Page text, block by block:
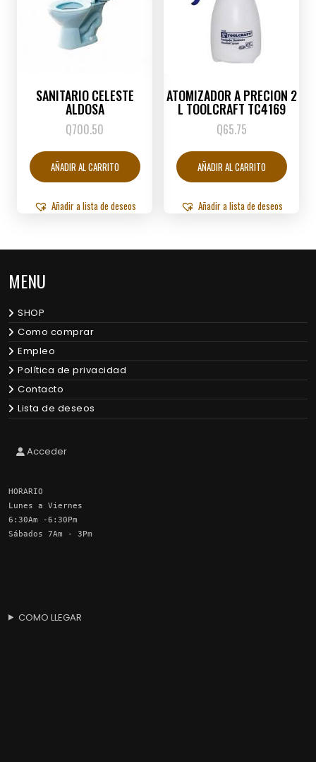
SANITARIO CELESTE
ALDOSA
Q700.50
AÑADIR AL CARRITO
Añadir a lista de deseos
ATOMIZADOR A PRECION 2
L TOOLCRAFT TC4169
Q65.75
AÑADIR AL CARRITO
Añadir a lista de deseos
MENU
SHOP
Como comprar
Empleo
Política de privacidad
Contacto
Lista de deseos
Acceder
HORARIO
Lunes a Viernes
6:30Am -6:30Pm
Sábados 7Am - 3Pm
COMO LLEGAR